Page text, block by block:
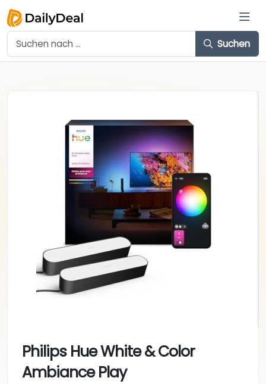
Suchen
Philips Hue White & Color
Ambiance Play